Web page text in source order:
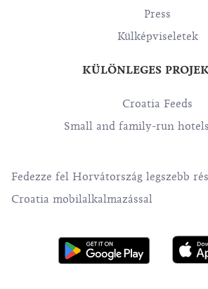
Press
Külképviseletek
KÜLÖNLEGES
Croatia Feeds
Small and family-run
Fedezze fel Horvátország legszebb
Croatia mobilalkalmazással